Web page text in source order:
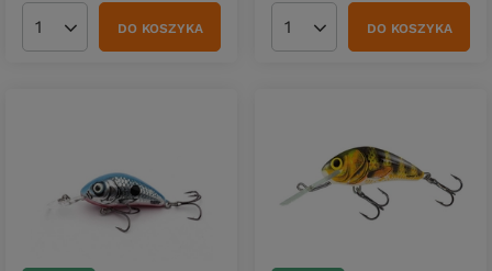
Ilość produktówDO KOSZYKA Ilość produktówDO KOSZYKA